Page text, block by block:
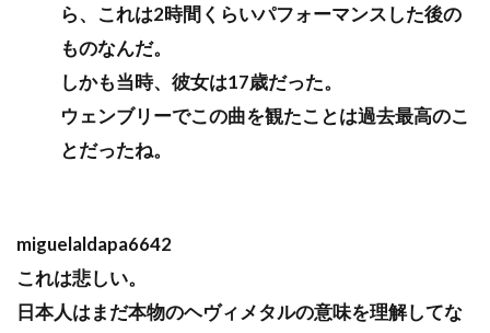
ら、これは2時間くらいパフォーマンスした後の
ものなんだ。
しかも当時、彼女は17歳だった。
ウェンブリーでこの曲を観たことは過去最高のこ
とだったね。
miguelaldapa6642
これは悲しい。
日本人はまだ本物のヘヴィメタルの意味を理解してな